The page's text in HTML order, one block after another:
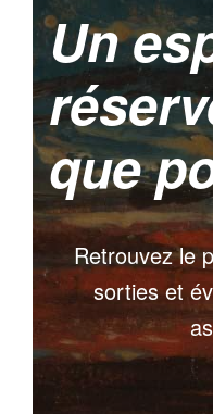
Un
que
Retrouvez le
sorties et